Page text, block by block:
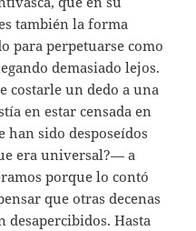
también la forma
para perpetuarse como
demasiado lejos.
costarle un dedo a una
en estar censada en
han sido desposeídos
era universal?— a
porque lo contó
que otras decenas
desapercibidos. Hasta